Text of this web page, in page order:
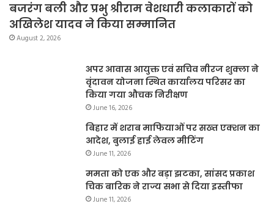
बजरंग बली और प्रभु श्रीराम वेशधारी कलाकारों को
अखिलेश यादव ने किया सम्मानित
August 2, 2026
अपर आवास आयुक्त एवं सचिव नीरज शुक्ला ने
वृंदावन योजना स्थित कार्यालय परिसर का
किया गया औचक निरीक्षण
June 16, 2026
बिहार में शराब माफियाओं पर सख्त एक्शन का
आदेश, बुलाई हाई लेवल मीटिंग
June 11, 2026
ममता को एक और बड़ा झटका, सांसद प्रकाश
चिक बारिक ने राज्य सभा से दिया इस्तीफा
June 11, 2026